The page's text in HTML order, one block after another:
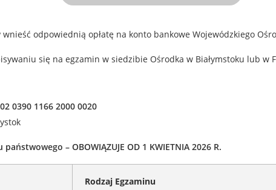
odpowiednią opłatę na konto bankowe Wojewódzkiego
się na egzamin w siedzibie Ośrodka w Białymstoku lub w
0390 1166 2000 0020
– OBOWIĄZUJE OD 1 KWIETNIA 2026 R.
Rodzaj Egzaminu